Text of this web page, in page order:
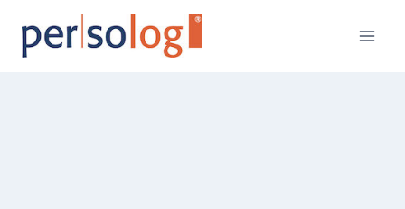
content